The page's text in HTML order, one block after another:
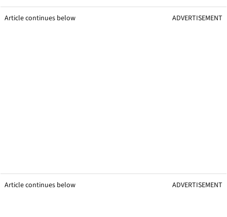
Article continues below ADVERTISEMENT
Article continues below ADVERTISEMENT